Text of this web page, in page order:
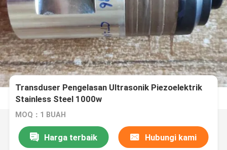
Transduser Pengelasan Ultrasonik Piezoelektrik
Stainless Steel 1000w
MOQ：1 BUAH
Harga terbaik Hubungi kami